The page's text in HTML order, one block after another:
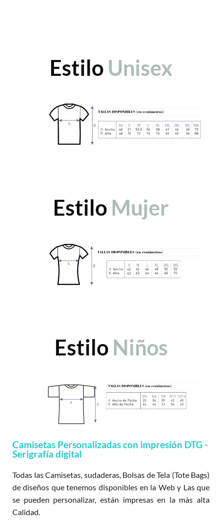
Estilo Unisex
Estilo Mujer
Estilo Niños
Camisetas Personalizadas con impresión DTG -
Serigrafía digital
Todas las Camisetas, sudaderas, Bolsas de Tela (Tote Bags)
de diseños que tenemos disponibles en la Web y Las que
se pueden personalizar, están impresas en la más alta
Calidad.